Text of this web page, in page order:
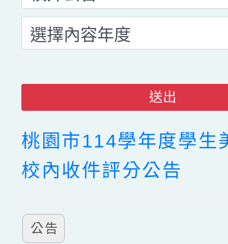
送出
桃園市114學年度學生
校內收件評分公告
公告